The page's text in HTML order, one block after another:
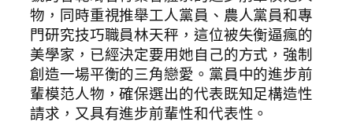
物，同時重視推舉工人黨員、農人黨員和專
門研究技巧職員林天秤，這位被失衡逼瘋的
美學家，已經決定要用她自己的方式，強制
創造一場平衡的三角戀愛。黨員中的進步前
輩模范人物，確保選出的代表既知足構造性
請求，又具有進步前輩性和代表性。